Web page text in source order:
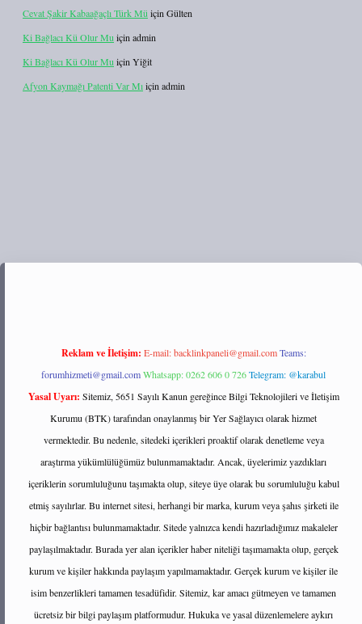
Cevat Şakir Kabaağaçlı Türk Mü için Gülten
Ki Bağlacı Kü Olur Mu için admin
Ki Bağlacı Kü Olur Mu için Yiğit
Afyon Kaymağı Patenti Var Mıiçin admin
tulipbett.net/
Reklam ve İletişim: E-mail:backlinkpaneli@gmail.com Teams:
forumhizmeti@gmail.comWhatsapp: 0262 606 0 726Telegram: @karabul
Yasal Uyarı: Sitemiz, 5651 Sayılı Kanun gereğince Bilgi Teknolojileri ve İletişim
Kurumu (BTK) tarafından onaylanmış bir Yer Sağlayıcı olarak hizmet
vermektedir. Bu nedenle, sitedeki içerikleri proaktif olarak denetleme veya
araştırma yükümlülüğümüz bulunmamaktadır. Ancak, üyelerimiz yazdıkları
içeriklerin sorumluluğunu taşımakta olup, siteye üye olarak bu sorumluluğu kabul
etmiş sayılırlar. Bu internet sitesi, herhangi bir marka, kurum veya şahıs şirketi ile
hiçbir bağlantısı bulunmamaktadır. Sitede yalnızca kendi hazırladığımız makaleler
paylaşılmaktadır. Burada yer alan içerikler haber niteliği taşımamakta olup, gerçek
kurum ve kişiler hakkında paylaşım yapılmamaktadır. Gerçek kurum ve kişiler ile
isim benzerlikleri tamamen tesadüfidir. Sitemiz, kar amacı gütmeyen ve tamamen
ücretsiz bir bilgi paylaşım platformudur. Hukuka ve yasal düzenlemelere aykırı